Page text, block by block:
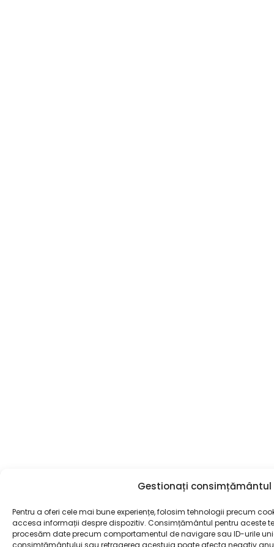
Gestionați consimțământul
Pentru a oferi cele mai bune experiențe, folosim tehnologii precum
accesa informații despre dispozitiv. Consimțământul pentru aceste
procesăm date precum comportamentul de navigare sau ID-urile
consimțământului sau retragerea acestuia poate afecta negativ